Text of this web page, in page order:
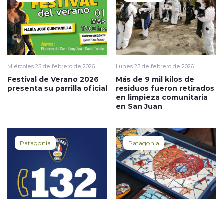
Miércoles 25 de febrero de 2026
Festival de Verano 2026
presenta su parrilla oficial
Lunes 23 de febrero de 2026
Más de 9 mil kilos de
residuos fueron retirados
en limpieza comunitaria
en San Juan
Patagonia Patagonia